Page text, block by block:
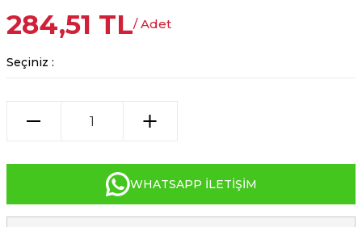
284,51 TL/ Adet
Seçiniz :
WHATSAPP İLETIŞIM